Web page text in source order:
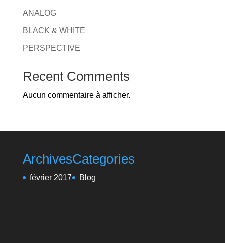
i
:
ANALOG
BLACK & WHITE
PERSPECTIVE
Recent Comments
Aucun commentaire à afficher.
Archives
février 2017
Categories
Blog